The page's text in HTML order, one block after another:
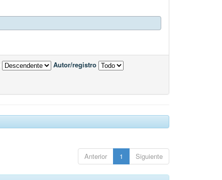
Autor/registro
Anterior 1 Siguiente